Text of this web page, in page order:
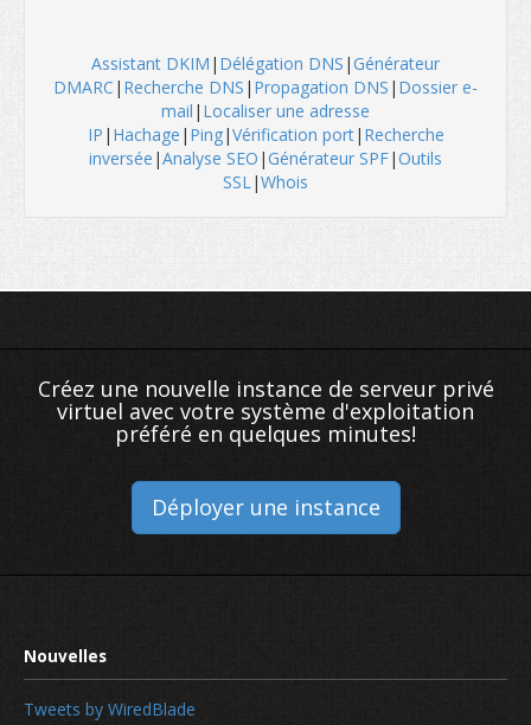
Assistant DKIM | Délégation DNS | Générateur
DMARC | Recherche DNS | Propagation DNS | Dossier e-
mail | Localiser une adresse
IP | Hachage | Ping|Vérification port| Recherche
inversée |Analyse SEO | Générateur SPF|Outils
SSL |Whois
Créez une nouvelle instance de serveur privé
virtuel avec votre système d'exploitation
préféré en quelques minutes!
Déployer une instance
Tweets by WiredBlade